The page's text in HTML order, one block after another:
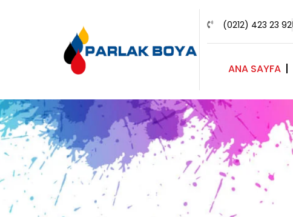
(0212) 423 23 92
ANA SAYFA